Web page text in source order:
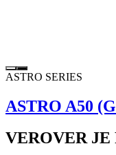
ASTRO SERIES
ASTRO A50
VEROVER